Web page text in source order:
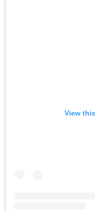
View